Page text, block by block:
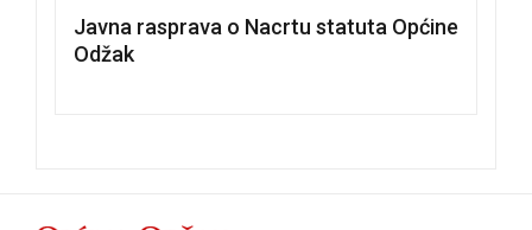
Javna rasprava o Nacrtu statuta Općine
Odžak